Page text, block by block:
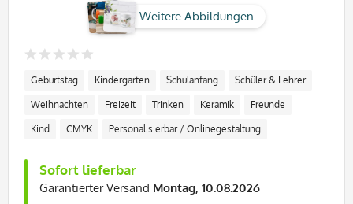
Weitere Abbildungen
Geburtstag Kindergarten Schulanfang Schüler & Lehrer
Weihnachten Freizeit Trinken Keramik Freunde
Kind CMYK Personalisierbar / Onlinegestaltung
Sofort lieferbar
Garantierter Versand Montag, 10.08.2026